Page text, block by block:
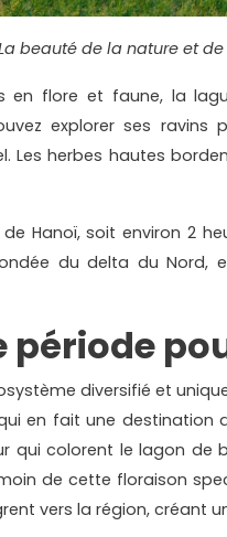
beauté de la nature et
en flore et faune, la
explorer ses
Les herbes hautes
Hanoï, soit environ 2
du delta du Nord,
période
diversifié et
en fait une destination
qui colorent le lagon de
de cette floraison
vers la région, créant